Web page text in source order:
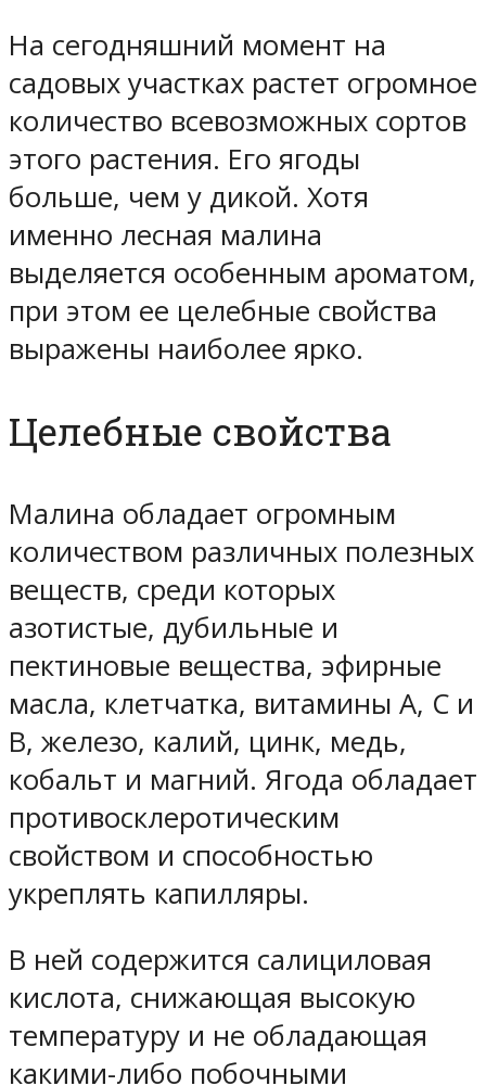
На сегодняшний момент на
садовых участках растет огромное
количество всевозможных сортов
этого растения. Его ягоды
больше, чем у дикой. Хотя
именно лесная малина
выделяется особенным ароматом,
при этом ее целебные свойства
выражены наиболее ярко.
Целебные свойства
Малина обладает огромным
количеством различных полезных
веществ, среди которых
азотистые, дубильные и
пектиновые вещества, эфирные
масла, клетчатка, витамины А, С и
В, железо, калий, цинк, медь,
кобальт и магний. Ягода обладает
противосклеротическим
свойством и способностью
укреплять капилляры.
В ней содержится салициловая
кислота, снижающая высокую
температуру и не обладающая
какими-либо побочными